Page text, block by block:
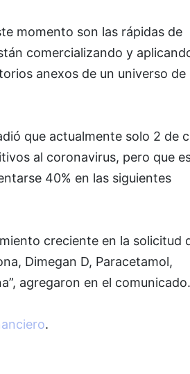
momento son las rápidas de
comercializando y
anexos de un universo de
que actualmente solo 2 de
al coronavirus, pero que
40% en las siguientes
creciente en la solicitud
Dimegan D, Paracetamol,
agregaron en el comunicado.
.